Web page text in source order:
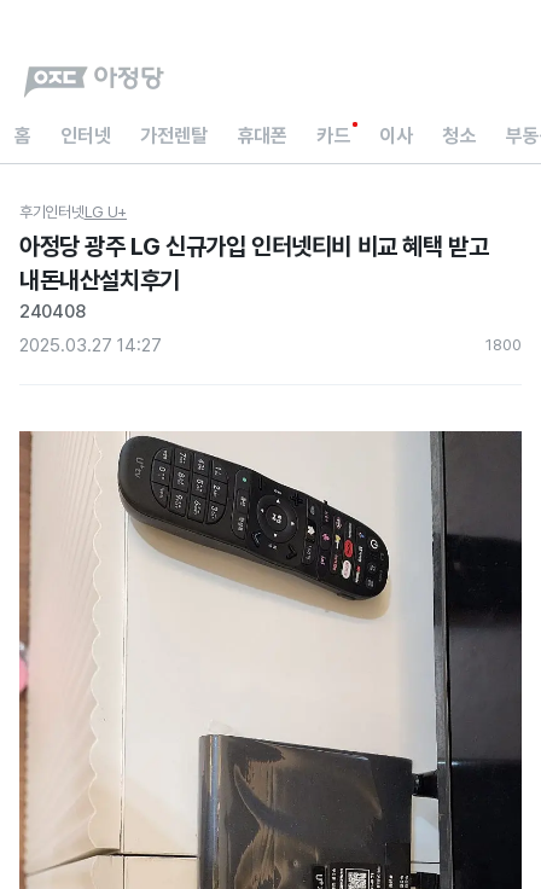
홈 인터넷 가전렌탈 휴대폰 카드 이사 청소 부
후기 인터넷LG U+
아정당 광주 LG 신규가입 인터넷티비 비교 혜택 받고
내돈내산설치후기
240408
2025.03.27 14:27
1800